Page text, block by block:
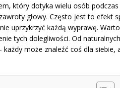
który dotyka wielu osób
głowy. Często jest to efekt
uprzykrzyć każdą wyprawę.
tych dolegliwości. Od
może znaleźć coś dla siebie,